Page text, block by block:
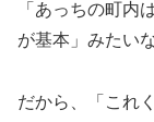
「あっちの町内
が基本」みたい
だから、「これ